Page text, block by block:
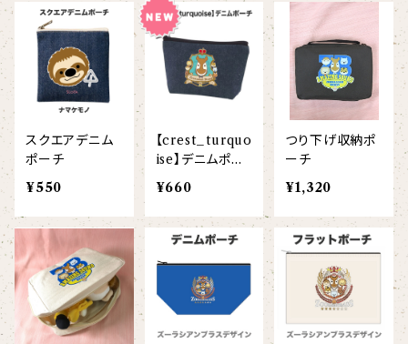
【I love】
【onepoint】
【xx's day】
【birthday】
【anniversary】
【Allstar】
【resort】
【motif】
【emblem_basic】
【emblem_chara】
【crest】
【6faces】
カラードライポロシャツ
【Brass_emblem】
シャツ
アロハシャツ
ボタンダウン半袖シャツ
オックスフォード長袖シャツ
パーカー
プルオーバーパーカー
ドライジップパーカー
ドライストレッチプルオーバーパーカー
トレーナー
アウター
Tシャツ（長袖）
ポシェット
バックパック・リュック
ホッキョクグマ
ハンナ
ムートン
ローズマリー
ペパーミント
ドール
ナマケモノ
リトルシスタードール
たたきのトリ アイリス
たたきのトリ スカーレット
ズーラシアンフィルハーモニー管弦楽団
コビトカバ
ジャイアントパンダ
オセロット
グランパバク
はたらくトリ
セクション
トラ軍団
トランペッターズ
スクエアデニム
ポーチ
¥550
【crest_turquo
ise】デニムポー
チ
¥660
つり下げ収納ポ
ーチ
¥1,320